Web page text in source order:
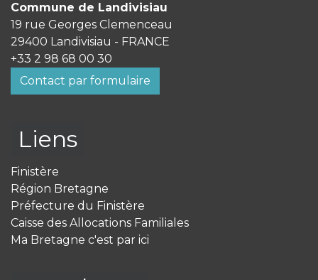
Commune de Landivisiau
19 rue Georges Clemenceau
29400 Landivisiau - FRANCE
+33 2 98 68 00 30
Contact par formulaire
Liens
Finistère
Région Bretagne
Préfecture du Finistère
Caisse des Allocations Familiales
Ma Bretagne c'est par ici